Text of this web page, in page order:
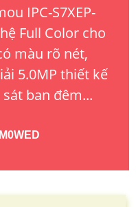
IPC-S7XEP-
Full Color cho
màu rõ nét,
5.0MP thiết kế
ban đêm...